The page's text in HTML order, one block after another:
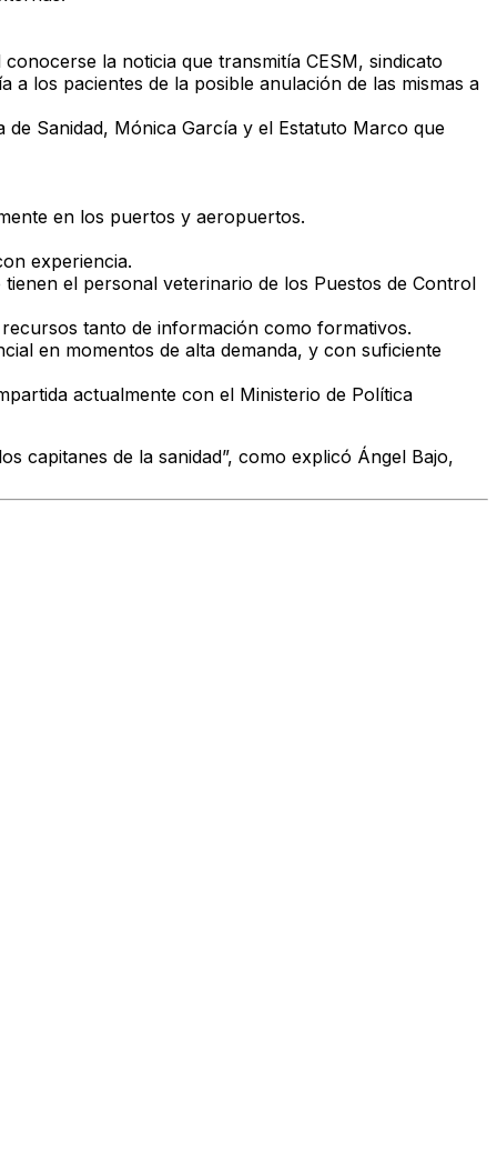
la noticia que transmitía CESM, sindicato
los pacientes de la posible anulación de las mismas a
Sanidad, Mónica García y el Estatuto Marco que
en los puertos y aeropuertos.
experiencia.
tienen el personal veterinario de los Puestos de Control
tanto de información como formativos.
en momentos de alta demanda, y con suficiente
actualmente con el Ministerio de Política
capitanes de la sanidad”, como explicó Ángel Bajo,